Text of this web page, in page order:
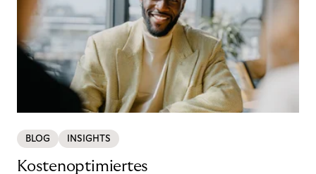
BLOG INSIGHTS
Kostenoptimiertes